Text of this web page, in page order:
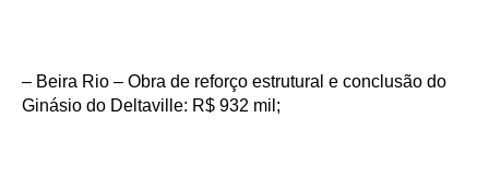
– Beira Rio – Obra de reforço estrutural e conclusão do
Ginásio do Deltaville: R$ 932 mil;